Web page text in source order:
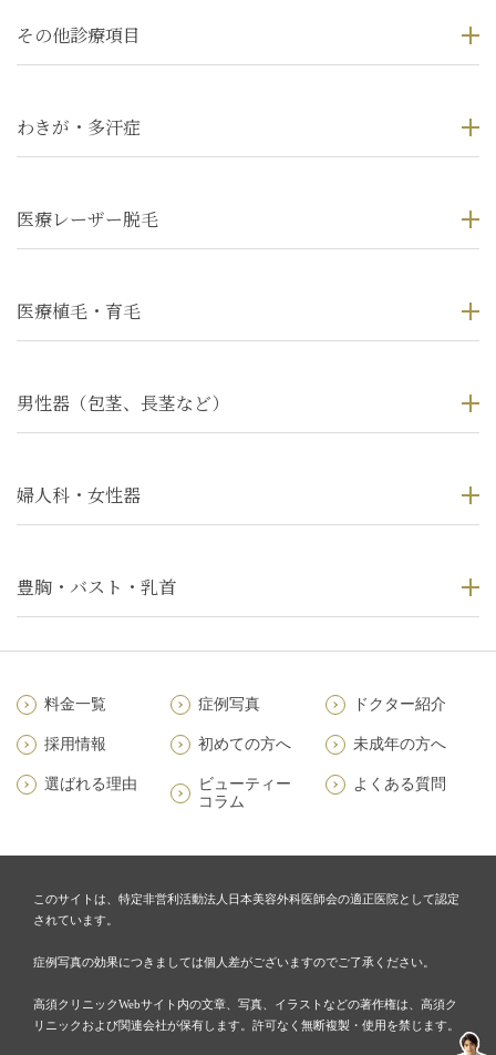
その他診療項目
わきが・多汗症
医療レーザー脱毛
医療植毛・育毛
男性器（包茎、長茎など）
婦人科・女性器
豊胸・バスト・乳首
料金一覧 症例写真 ドクター紹介
採用情報 初めての方へ 未成年の方へ
選ばれる理由
ビューティー
コラム
よくある質問
このサイトは、特定非営利活動法人日本美容外科医師会の適正医院として認定
されています。
症例写真の効果につきましては個人差がございますのでご了承ください。
高須クリニックWebサイト内の文章、写真、イラストなどの著作権は、高須ク
リニックおよび関連会社が保有します。許可なく無断複製・使用を禁じます。